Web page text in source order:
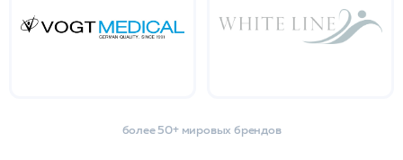
более 50+ мировых брендов